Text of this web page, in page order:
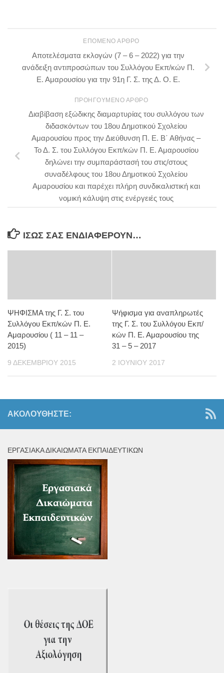
ΕΠΌΜΕΝΟ ΆΡΘΡΟ
Αποτελέσματα εκλογών (7 – 6 – 2022) για την
ανάδειξη αντιπροσώπων του Συλλόγου Εκπ/κών Π.
Ε. Αμαρουσίου για την 91η Γ. Σ. της Δ. Ο. Ε.
ΠΡΟΗΓΟΎΜΕΝΟ ΆΡΘΡΟ
Διαβίβαση εξώδικης διαμαρτυρίας του συλλόγου των
διδασκόντων του 18ου Δημοτικού Σχολείου
Αμαρουσίου προς την Διεύθυνση Π. Ε. Β΄ Αθήνας –
Το Δ. Σ. του Συλλόγου Εκπ/κών Π. Ε. Αμαρουσίου
δηλώνει την συμπαράστασή του στις/στους
συναδέλφους του 18ου Δημοτικού Σχολείου
Αμαρουσίου και παρέχει πλήρη συνδικαλιστική και
νομική κάλυψη στις ενέργειές τους
ΊΣΩΣ ΣΑΣ ΕΝΔΙΑΦΈΡΟΥΝ…
ΨΗΦΙΣΜΑ της Γ. Σ. του
Συλλόγου Εκπ/κών Π. Ε.
Αμαρουσίου ( 11 – 11 –
2015)
9 ΔΕΚΕΜΒΡΊΟΥ 2015
Ψήφισμα για αναπληρωτές
της Γ. Σ. του Συλλόγου Εκπ/
κών Π. Ε. Αμαρουσίου της
31 – 5 – 2017
2 ΙΟΥΝΊΟΥ 2017
ΑΚΟΛΟΥΘΉΣΤΕ:
ΕΡΓΑΣΙΑΚΆ ΔΙΚΑΙΏΜΑΤΑ ΕΚΠΑΙΔΕΥΤΙΚΏΝ